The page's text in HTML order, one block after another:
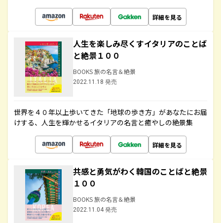
詳細を見る
人生を楽しみ尽くすイタリアのことば
と絶景１００
BOOKS 旅の名言＆絶景
2022.11.18 発売
世界を４０年以上歩いてきた「地球の歩き方」があなたにお届
けする、人生を輝かせるイタリアの名言と癒やしの絶景集
詳細を見る
共感と勇気がわく韓国のことばと絶景
１００
BOOKS 旅の名言＆絶景
2022.11.04 発売